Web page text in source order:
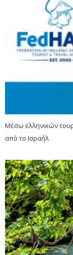
Μέσω ελληνικών
από το Ισραήλ